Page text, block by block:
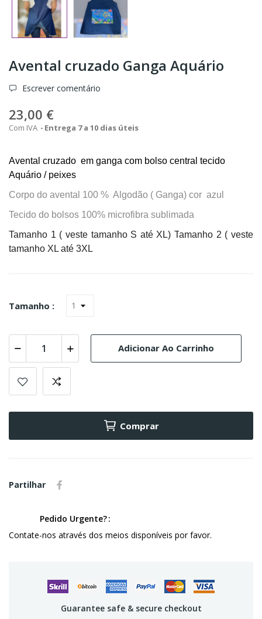
Avental cruzado Ganga Aquário
Escrever comentário
23,00 €
Com IVA Entrega 7 a 10 dias úteis
Avental cruzado em ganga com bolso central tecido
Aquário / peixes
Corpo do avental 100 % Algodão ( Ganga) cor azul
Tecido do bolsos 100% microfibra sublimada
Tamanho 1 ( veste tamanho S até XL) Tamanho 2 ( veste
tamanho XL até 3XL
Tamanho :
Adicionar Ao Carrinho
Comprar
Partilhar
Pedido Urgente?
Contate-nos através dos meios disponíveis por favor.
Guarantee safe & secure checkout